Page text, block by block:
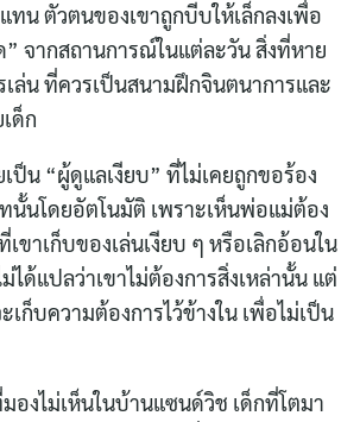
น ตัวตนของเขาถูกบีบให้เล็กลงเพื่อ
จากสถานการณ์ในแต่ละวัน สิ่งที่หาย
ล่น ที่ควรเป็นสนามฝึกจินตนาการและ
ด็ก
ป็น “ผู้ดูแลเงียบ” ที่ไม่เคยถูกขอร้อง
นโดยอัตโนมัติ เพราะเห็นพ่อแม่ต้อง
เขาเก็บของเล่นเงียบ ๆ หรือเลิกอ้อนใน
ได้แปลว่าเขาไม่ต้องการสิ่งเหล่านั้น แต่
เก็บความต้องการไว้ข้างใน เพื่อไม่เป็น
องไม่เห็นในบ้านแซนด์วิช เด็กที่โตมา